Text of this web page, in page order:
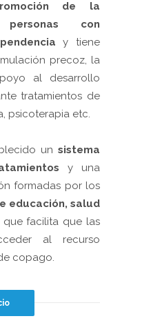
de la
con
y tiene
precoz, la
al desarrollo
tratamientos de
psicoterapia etc.
un sistema
y una
formadas por los
educación, salud
que facilita que las
al recurso
copago.